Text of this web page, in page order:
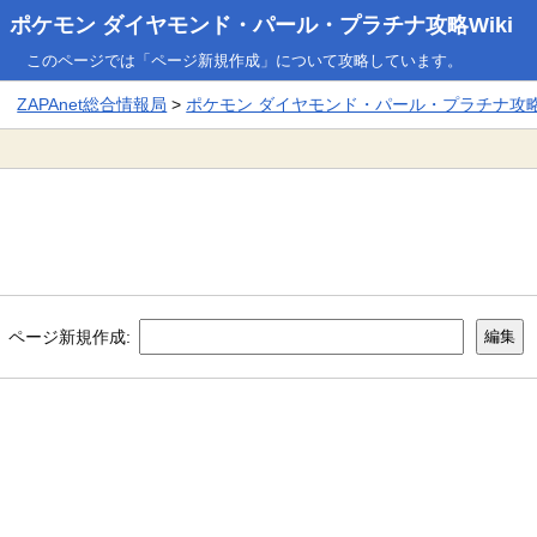
ポケモン ダイヤモンド・パール・プラチナ攻略Wiki
このページでは「ページ新規作成」について攻略しています。
ZAPAnet総合情報局 >ポケモン ダイヤモンド・パール・プラチナ攻
ページ新規作成: